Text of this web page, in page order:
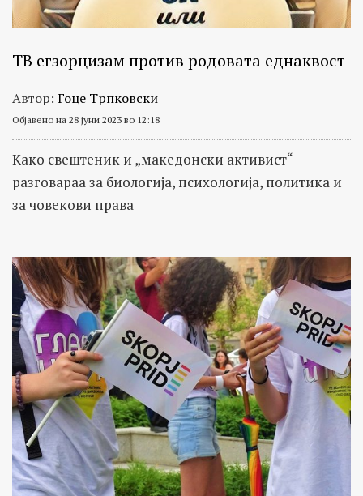
ТВ егзорцизам против родовата еднаквост
Автор: Гоце Трпковски
Објавено на 28 јуни 2023 во 12:18
Како свештеник и „македонски активист“
разговараа за биологија, психологија, политика и
за човекови права